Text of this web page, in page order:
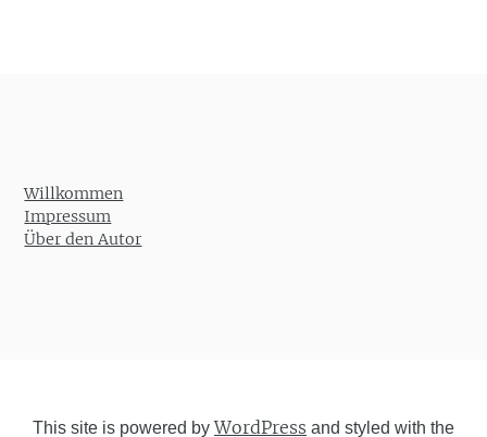
Willkommen
Impressum
Über den Autor
This site is powered byWordPress and styled with the